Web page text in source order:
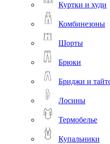
Куртки и худи
Комбинезоны
Шорты
Брюки
Бриджи и
Лосины
Термобелье
Купальники